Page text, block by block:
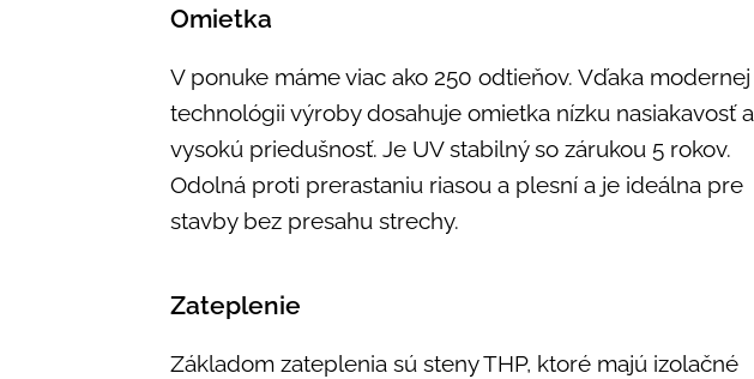
Omietka
V ponuke máme viac ako 250 odtieňov. Vďaka modernej
technológii výroby dosahuje omietka nízku nasiakavosť a
vysokú priedušnosť. Je UV stabilný so zárukou 5 rokov.
Odolná proti prerastaniu riasou a plesní a je ideálna pre
stavby bez presahu strechy.
Zateplenie
Základom zateplenia sú steny THP, ktoré majú izolačné